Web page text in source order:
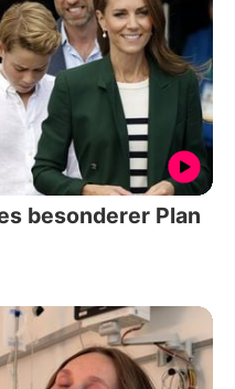
besonderer Plan